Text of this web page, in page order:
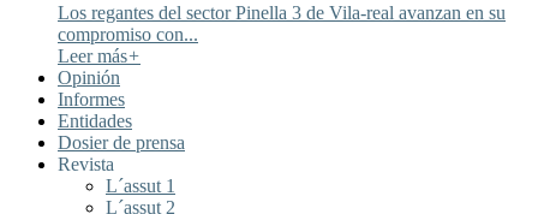
Los regantes del sector Pinella 3 de Vila-real avanzan en su
compromiso con...
Leer más+
Opinión
Informes
Entidades
Dosier de prensa
Revista
L´assut 1
L´assut 2